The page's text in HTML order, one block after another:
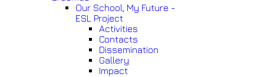
Our School, My Future -
ESL Project
Activities
Contacts
Dissemination
Gallery
Impact